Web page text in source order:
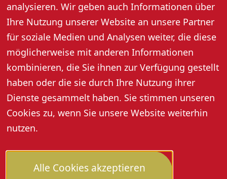
analysieren. Wir geben auch Informationen über
Ihre Nutzung unserer Website an unsere Partner
für soziale Medien und Analysen weiter, die diese
möglicherweise mit anderen Informationen
kombinieren, die Sie ihnen zur Verfügung gestellt
haben oder die sie durch Ihre Nutzung ihrer
Dienste gesammelt haben. Sie stimmen unseren
Cookies zu, wenn Sie unsere Website weiterhin
nutzen.
Alle Cookies akzeptieren
machen – auf Wertschätzung gegenüber anderen
Menschen und auf den Respekt im Handeln zugunsten
Benachteiligter.